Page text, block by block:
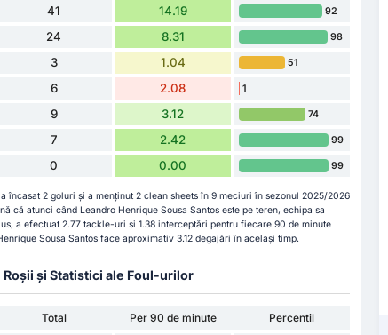
41 14.19 92
24 8.31 98
3 1.04 51
6 2.08 1
9 3.12 74
7 2.42 99
0 0.00 99
încasat 2 goluri și a menținut 2 clean sheets în 9 meciuri în sezonul 2025/2026
că atunci când Leandro Henrique Sousa Santos este pe teren, echipa sa
a efectuat 2.77 tackle-uri și 1.38 interceptări pentru fiecare 90 de minute
Sousa Santos face aproximativ 3.12 degajări în același timp.
și Statistici ale Foul-urilor
Total Per 90 de minute
Percentil